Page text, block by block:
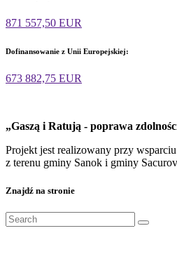
871 557,50 EUR
Dofinansowanie z Unii Europejskiej:
673 882,75 EUR
„Gaszą i Ratują - poprawa
Projekt jest realizowany przy
z terenu gminy Sanok i gminy
Znajdź na stronie
Search
for: